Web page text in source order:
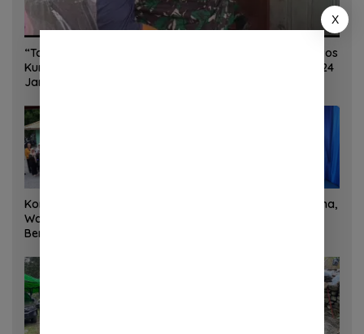
“Torang Sehat Kampung Kuat” Satgas Yonif 645/GTY Pos
Kurima Melaksanakan Pelayanan kesehatan Gratis 1 x 24
Jam
Korem 132/Tadulako dan
Warga Gotong Royong
Bersihkan Gedung Juang
Sinergi Kementrans-Aruna,
X